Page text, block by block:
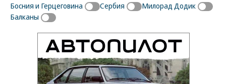
Босния и Герцеговина
Сербия
Милорад Додик
Балканы